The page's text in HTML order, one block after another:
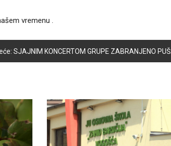
vremenu .
SJAJNIM KONCERTOM GRUPE ZABRANJENO PUŠENJE ZAVRŠENA MANIFESTACIJA VOGOŠĆANSKI DANI